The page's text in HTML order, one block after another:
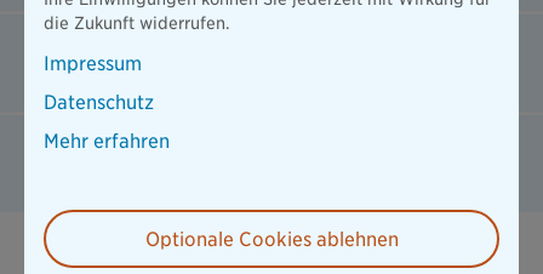
in Nürnberg?
Was sollten Nürnberger bei der
die Zukunft widerrufen.
Impressum
Datenschutz
Mehr erfahren
Optionale Cookies ablehnen